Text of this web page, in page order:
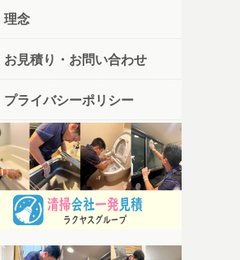
理念
お見積り・お問い合わせ
プライバシーポリシー